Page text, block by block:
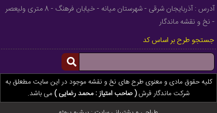
آدرس : آذربایجان شرقی - شهرستان میانه - خیابان فرهنگ - 8 متری ولیعصر
- نخ و نقشه ماندگار
جستجو طرح بر اساس کد
کلیه حقوق مادی و معنوی طرح های نخ و نقشه موجود در این سایت مطعلق به
شرکت ماندگار فرش( صاحب امتیاز : محمد رضایی )می باشد.